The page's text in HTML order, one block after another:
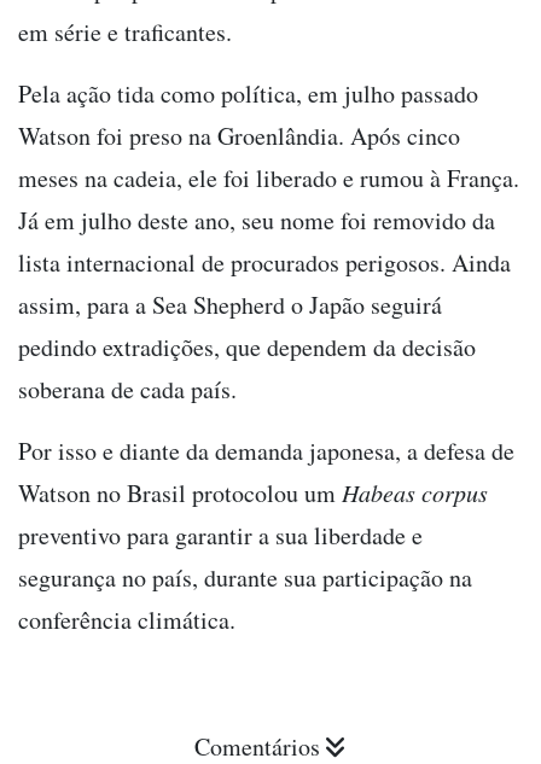
em série e traficantes.
Pela ação tida como política, em julho passado
Watson foi preso na Groenlândia. Após cinco
meses na cadeia, ele foi liberado e rumou à França.
Já em julho deste ano, seu nome foi removido da
lista internacional de procurados perigosos. Ainda
assim, para a Sea Shepherd o Japão seguirá
pedindo extradições, que dependem da decisão
soberana de cada país.
Por isso e diante da demanda japonesa, a defesa de
Watson no Brasil protocolou um Habeas corpus
preventivo para garantir a sua liberdade e
segurança no país, durante sua participação na
conferência climática.
Comentários